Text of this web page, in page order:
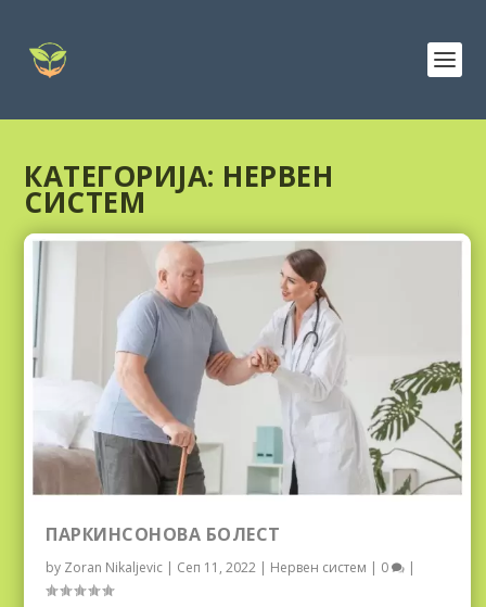
КАТЕГОРИЈА: НЕРВЕН
СИСТЕМ
ПАРКИНСОНОВА БОЛЕСТ
by Zoran Nikaljevic | Сеп 11, 2022 | Нервен систем | 0 |